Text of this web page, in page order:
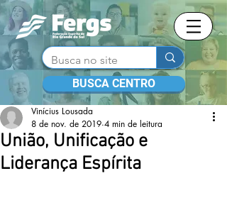
BUSCA CENTRO
União, Unificação e
Liderança Espírita
Vinícius Lousada
8 de nov. de 2019 4 min de leitura